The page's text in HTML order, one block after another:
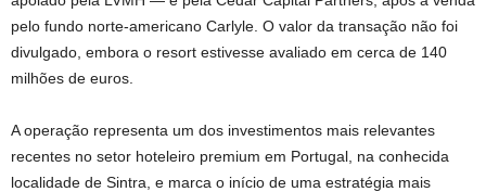
pelo fundo norte-americano Carlyle. O valor da transação não foi
divulgado, embora o resort estivesse avaliado em cerca de 140
milhões de euros.
A operação representa um dos investimentos mais relevantes
recentes no setor hoteleiro premium em Portugal, na conhecida
localidade de Sintra, e marca o início de uma estratégia mais